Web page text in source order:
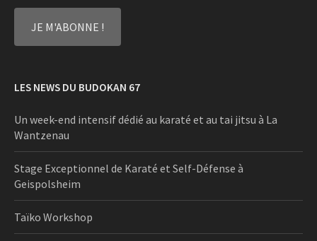
LES NEWS DU BUDOKAN 67
Un week-end intensif dédié au karaté et au tai jitsu à La
Wantzenau
Stage Exceptionnel de Karaté et Self-Défense à
Geispolsheim
Taïko Workshop